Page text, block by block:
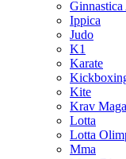
Ippica
Judo
K1
Karate
Kite
Krav Maga
Lotta
Lotta
Mma